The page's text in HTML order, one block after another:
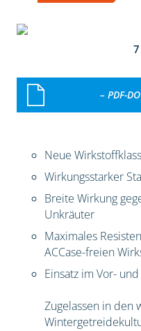
– PDF-
Neue
Wirkungsstarker
Breite Wirkung
Unkräuter
Maximales
ACCase-freien
Einsatz im Vor-
Zugelassen in den